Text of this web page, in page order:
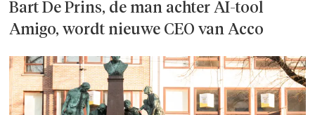
Bart De Prins, de man achter AI-tool
Amigo, wordt nieuwe CEO van Acco